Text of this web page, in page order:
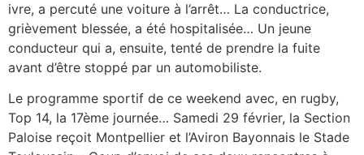
ivre, a percuté une voiture à l’arrêt… La conductrice,
grièvement blessée, a été hospitalisée… Un jeune
conducteur qui a, ensuite, tenté de prendre la fuite
avant d’être stoppé par un automobiliste.
Le programme sportif de ce weekend avec, en rugby,
Top 14, la 17ème journée… Samedi 29 février, la Section
Paloise reçoit Montpellier et l’Aviron Bayonnais le Stade